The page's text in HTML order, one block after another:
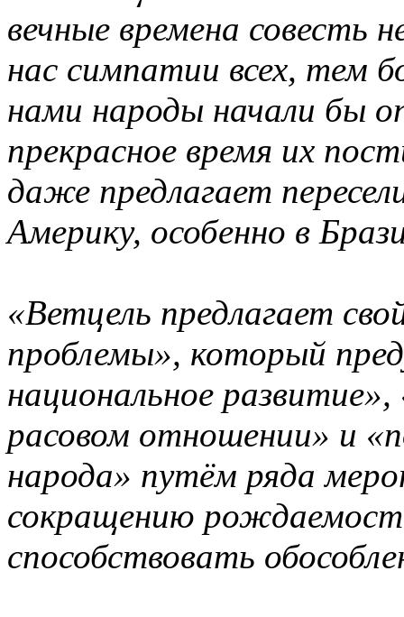
вечные времена совесть
нас симпатии всех, тем
нами народы начали бы
прекрасное время их
даже предлагает
Америку, особенно в
«Ветцель предлагает
проблемы», который
национальное развитие»,
расовом отношении» и
народа» путём ряда
сокращению
способствовать